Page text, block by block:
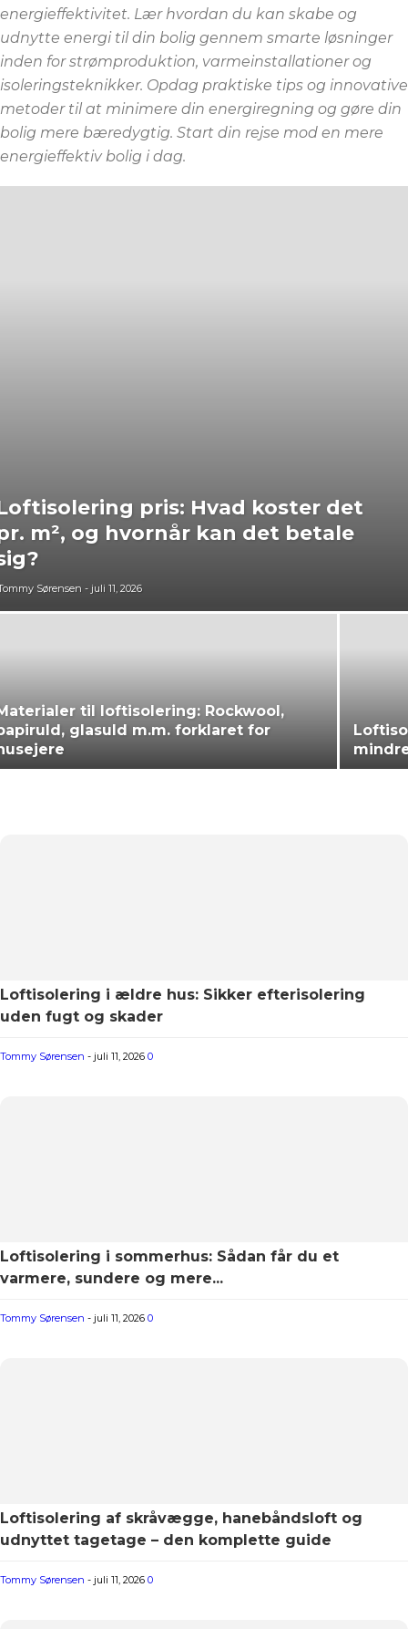
energieffektivitet. Lær hvordan du kan skabe og
udnytte energi til din bolig gennem smarte løsninger
inden for strømproduktion, varmeinstallationer og
isoleringsteknikker. Opdag praktiske tips og innovative
metoder til at minimere din energiregning og gøre din
bolig mere bæredygtig. Start din rejse mod en mere
energieffektiv bolig i dag.
pris: Hvad koster det
m², og hvornår kan det betale
Sørensen - juli 11, 2026
til loftisolering: Rockwool,
glasuld m.m. forklaret for
Loftisolering i ældre hus: Sikker efterisolering
uden fugt og skader
Tommy Sørensen - juli 11, 2026 0
Loftisolering i sommerhus: Sådan får du et
varmere, sundere og mere...
Tommy Sørensen - juli 11, 2026 0
Loftisolering af skråvægge, hanebåndsloft og
udnyttet tagetage – den komplette guide
Tommy Sørensen - juli 11, 2026 0